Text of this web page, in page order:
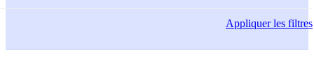
Appliquerles filtres